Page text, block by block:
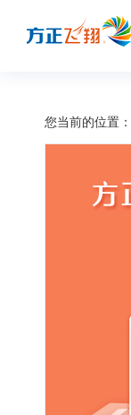
您当前的位置：